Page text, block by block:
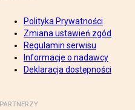
Polityka Prywatności
Zmiana ustawień zgód
Regulamin serwisu
Informacje o nadawcy
Deklaracja dostępności
PARTNERZY